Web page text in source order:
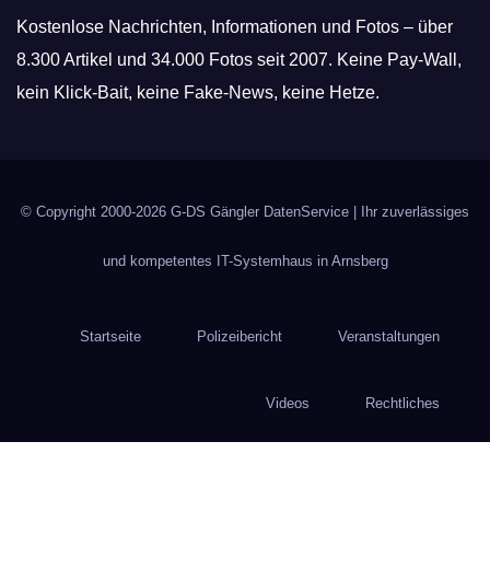
Kostenlose Nachrichten, Informationen und Fotos – über
8.300 Artikel und 34.000 Fotos seit 2007. Keine Pay-Wall,
kein Klick-Bait, keine Fake-News, keine Hetze.
© Copyright 2000-2026 G-DS Gängler DatenService | Ihr zuverlässiges
und kompetentes IT-Systemhaus in Arnsberg
Startseite Polizeibericht Veranstaltungen
Videos Rechtliches